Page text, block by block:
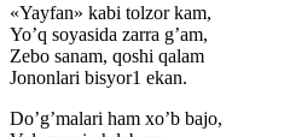
«Yayfan» kabi tolzor kam,
Yo’q soyasida zarra g’am,
Zebo sanam, qoshi qalam
Jononlari bisyor1 ekan.
Do’g’malari ham xo’b bajo,